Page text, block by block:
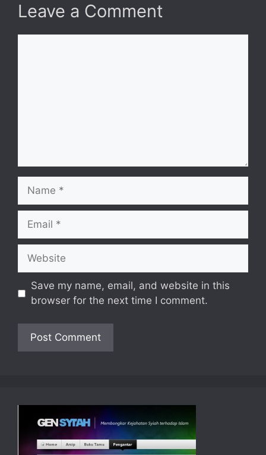
Leave a Comment
Name
Email
Website
Save my name, email, and website in this
browser for the next time I comment.